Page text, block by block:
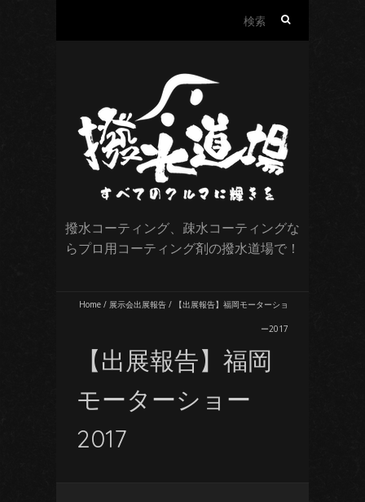
撥水コーティング、疎水コーティングな
らプロ用コーティング剤の撥水道場で！
Home / 展示会出展報告 / 【出展報告】福岡モーターショ
ー2017
【出展報告】福岡
モーターショー
2017